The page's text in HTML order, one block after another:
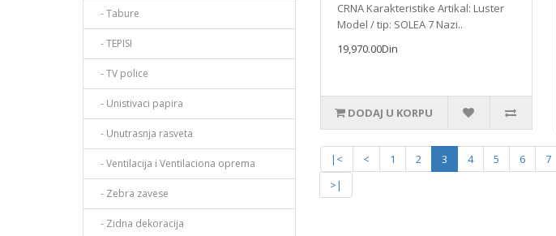
- Tabure
- TEPISI
- TV police
- Unistivaci papira
- Unutrasnja rasveta
- Ventilacija i Ventilaciona oprema
- Zebra zavese
- Zidna dekoracija
CRNA Karakteristike Artikal: Luster
Model / tip: SOLEA 7 Nazi..
19,970.00Din
DODAJ U KORPU
|< < 1 2 3 4 5 6 7
>|